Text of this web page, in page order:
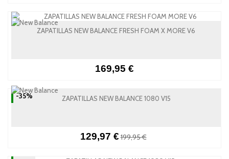
ZAPATILLAS NEW BALANCE FRESH FOAM X MORE V6
169,95 €
-35% ZAPATILLAS NEW BALANCE 1080 V15
129,97 €199,95 €